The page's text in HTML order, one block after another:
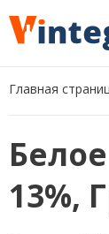
Главная
13%,